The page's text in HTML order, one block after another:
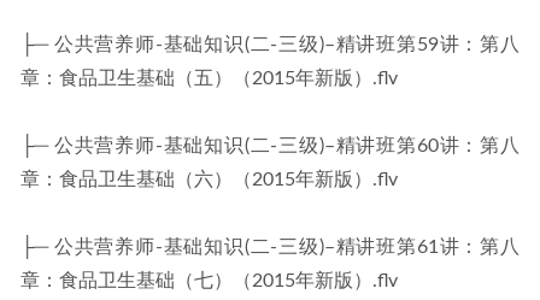
├─ 公共营养师-基础知识(二-三级)–精讲班第59讲：第八
章：食品卫生基础（五）（2015年新版）.flv
├─ 公共营养师-基础知识(二-三级)–精讲班第60讲：第八
章：食品卫生基础（六）（2015年新版）.flv
├─ 公共营养师-基础知识(二-三级)–精讲班第61讲：第八
章：食品卫生基础（七）（2015年新版）.flv